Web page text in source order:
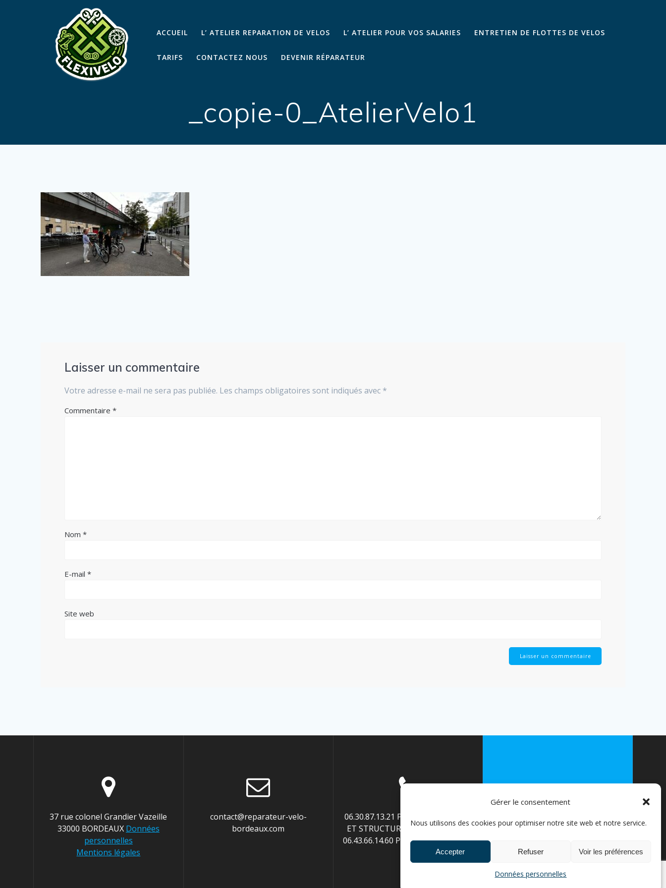
Gérer le consentement
Nous utilisons des cookies pour optimiser notre site web et notre service.
Accepter Refuser Voir les préférences
Données personnelles
ACCUEIL L’ ATELIER REPARATION DE VELOS L’ ATELIER POUR VOS SALARIES ENTRETIEN DE FLOTTES DE VELOS
TARIFS CONTACTEZ NOUS DEVENIR RÉPARATEUR
_copie-0_AtelierVelo1
Laisser un commentaire
Votre adresse e-mail ne sera pas publiée. Les champs obligatoires sont indiqués avec *
Commentaire*
Nom*
E-mail*
Site web
37 rue colonel Grandier Vazeille
33000 BORDEAUX Données
personnelles
Mentions légales
contact@reparateur-velo-
bordeaux.com
06.30.87.13.21 POUR ENTREPRISES
ET STRUCTURES PUBLIQUES ////
06.43.66.14.60 POUR PARTICULIERS
© 2026 FLEXIVELO. Construit avec
WordPress et lethème Mesmerize